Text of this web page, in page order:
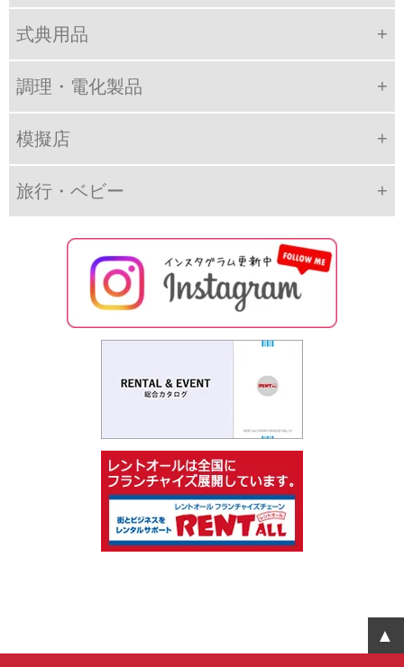
式典用品
調理・電化製品
模擬店
旅行・ベビー